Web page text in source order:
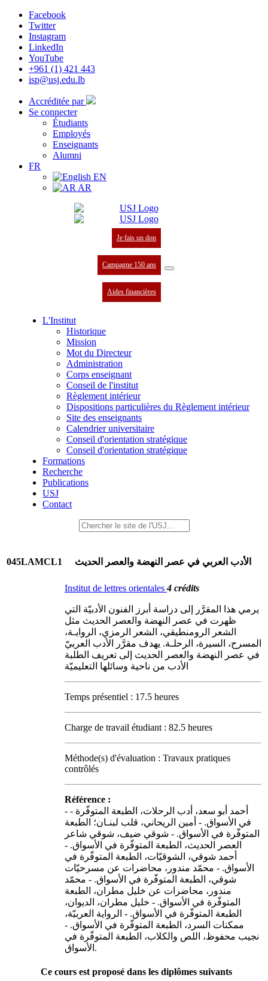
Facebook
Twitter
Instagram
LinkedIn
YouTube
+961 (1) 421 443
isp@usj.edu.lb
Accréditée par
Se connecter
Étudiants
Employés
Enseignants
Alumni
FR
EN
AR
Je fais un don
Campagne 150 ans
Aides financières
L'Institut
Historique
Mission
Mot du Directeur
Administration
Corps enseignant
Conseil de l'institut
Règlement intérieur
Dispositions particulières du Règlement intérieur
Site des enseignants
Calendrier universitaire
Conseil d'orientation stratégique
Conseil d'orientation stratégique
Formations
Recherche
Publications
USJ
Contact
045LAMCL1 الأدب العربي في عصر النهضة والعصر الحديث
Institut de lettres orientales4 crédits
يرمي هذا المقرَّر إلى دراسة أبرز الفنون الأدبيّة التي
ظهرت في عصر النهضة والعصر الحديث مثل
الشعر الرومنطيقي، الشعر الرمزي، الروايـة،
المسرح، السيرة، الرحلـة. يهدف مقرَّر الأدب العربيّ
في عصر النهضة والعصر الحديث إلى تعريف الطلبة
الأدب من ناحية وسائلها التعليميّة
Temps présentiel : 17.5 heures
Charge de travail étudiant : 82.5 heures
Méthode(s) d'évaluation : Travaux pratiques
contrôlés
Référence :
- - أحمد أبو سعد، أدب الرحلات، الطبعة المتوفّرة
في الأسواق. - أمين الريحاني، قلب لبنـان؛ الطبعة
المتوفّرة في الأسواق. - شوقي ضيف، شوقي شاعر
العصر الحديث، الطبعة المتوفّرة في الأسواق. -
أحمد شوقي، الشوقيّات، الطبعة المتوفّرة في
الأسواق. - محمّد مندور، محاضرات عن مسرحيّات
شوقي، الطبعة المتوفّرة في الأسواق. - محمّد
مندور، محاضرات عن خليل مطران، الطبعة
المتوفّرة في الأسواق. - خليل مطران، الديوان،
الطبعة المتوفّرة في الأسواق. - الرواية العربيّة،
ممكنات السرد، الطبعة المتوفّرة في الأسواق. -
نجيب محفوظ، اللص والكلاب، الطبعة المتوفّرة في
الأسواق.
Ce cours est proposé dans les diplômes suivants